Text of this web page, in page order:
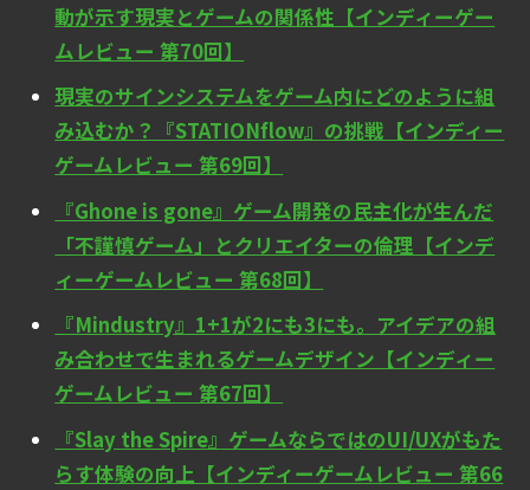
動が示す現実とゲームの関係性【インディーゲー
ムレビュー 第70回】
現実のサインシステムをゲーム内にどのように組
み込むか？『STATIONflow』の挑戦【インディー
ゲームレビュー 第69回】
『Ghone is gone』ゲーム開発の民主化が生んだ
「不謹慎ゲーム」とクリエイターの倫理【インデ
ィーゲームレビュー 第68回】
『Mindustry』1+1が2にも3にも。アイデアの組
み合わせで生まれるゲームデザイン【インディー
ゲームレビュー 第67回】
『Slay the Spire』ゲームならではのUI/UXがもた
らす体験の向上【インディーゲームレビュー 第66